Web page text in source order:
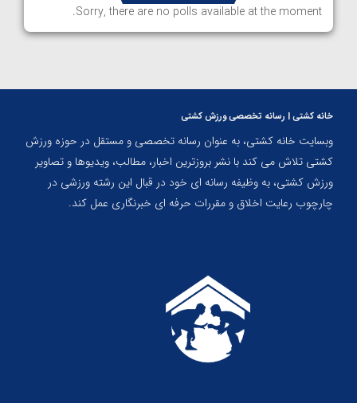
Sorry, there are no polls available at the moment.
خانه کشتی | رسانه تخصصی ورزش کشتی
وبسایت خانه کشتی، به عنوان رسانه تخصصی و مستقل در حوزه ورزش
کشتی تلاش می کند با نشر بروزترین اخبار، مطالب، ویدیوها و تصاویر
ورزش کشتی، به وظیفه رسانه ای خود در قبال این رشته ورزشی در
چارچوب رعایت اخلاق و مقررات حرفه ای خبرنگاری عمل کند.